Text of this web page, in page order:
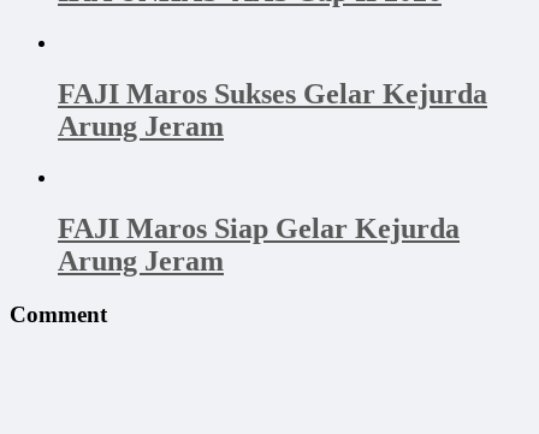
FAJI Maros Sukses Gelar Kejurda
Arung Jeram
FAJI Maros Siap Gelar Kejurda
Arung Jeram
Comment